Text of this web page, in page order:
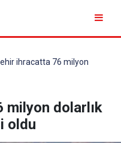
ihracatta 76 milyon
milyon dolarlık
oldu